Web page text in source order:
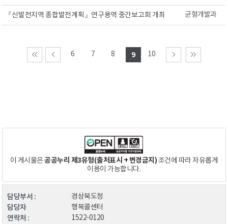
『신발전지역 종합발전계획』연구용역 중간보고회 개최 균형개발과
6 7 8 9 10
이 게시물은공공누리 제3유형(출처표시 + 변경금지)조건에 따라 자유롭게
이용이 가능합니다.
담당부서 : 경상북도청
담당자 행복콜센터
연락처 : 1522-0120